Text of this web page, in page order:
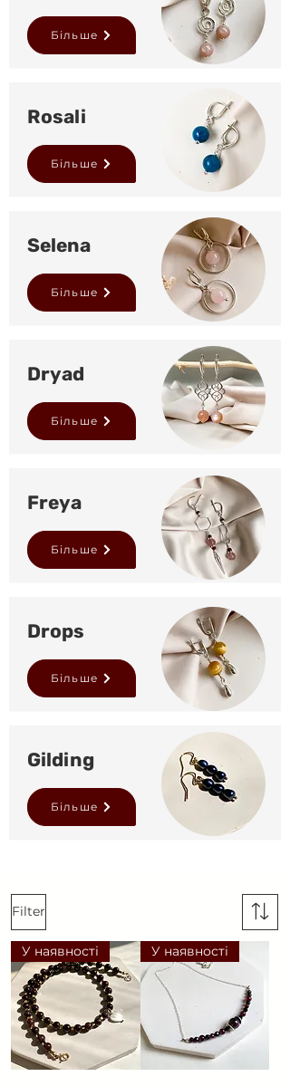
Більше
Rosali
Більше
Selena
Більше
Dryad
Більше
Freya
Більше
Drops
Більше
Gilding
Більше
Filter
У наявності У наявності